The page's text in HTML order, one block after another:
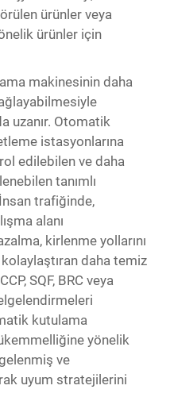
ürünler veya
ürünler için
makinesinin daha
uzanır. Otomatik
istasyonlarına
edilebilen ve daha
tanımlı
trafiğinde,
alanı
kirlenme yollarını
daha temiz
SQF, BRC veya
kutulama
yönelik
ve
uyum stratejilerini